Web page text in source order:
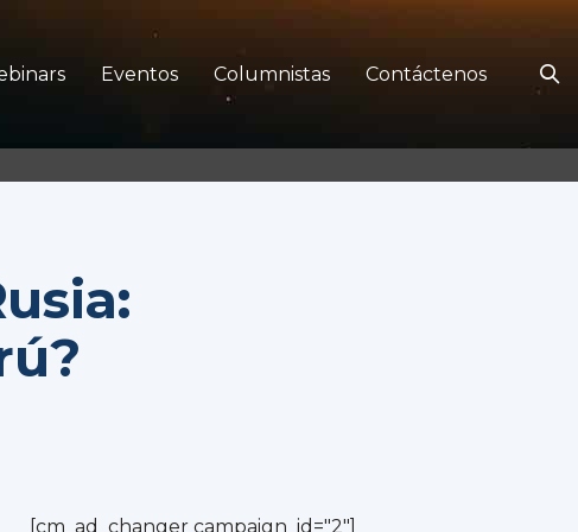
Eventos Columnistas Contáctenos
[cm_ad_changer campaign_id="2"]